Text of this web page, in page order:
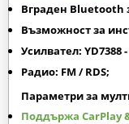
Вграден Bluetooth
Възможност за
Усилвател: YD7388
Радио: FM / RDS;
Параметри за
Поддържа CarPlay